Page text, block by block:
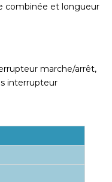
combinée et longueur
marche/arrêt,
interrupteur